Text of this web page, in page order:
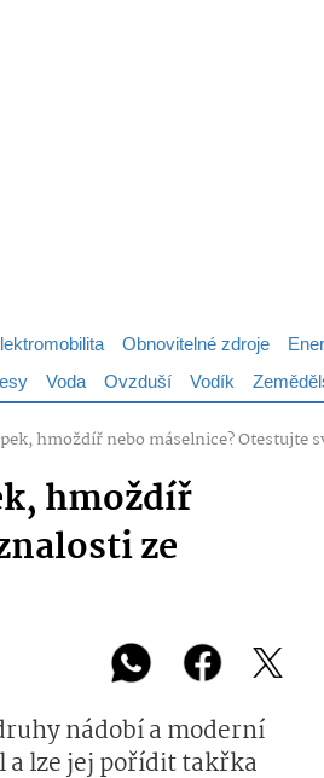
Obnovitelné zdroje
Voda Ovzduší Vodík
hmoždíř nebo máselnice? Otestujte
hmoždíř
ze
nádobí a moderní
a lze jej pořídit takřka